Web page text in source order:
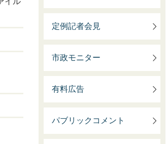
定例記者会見
市政モニター
有料広告
パブリックコメント